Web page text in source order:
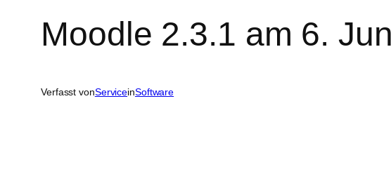
Moodle 2.3.1 am 6.
Verfasst vonServiceinSoftware